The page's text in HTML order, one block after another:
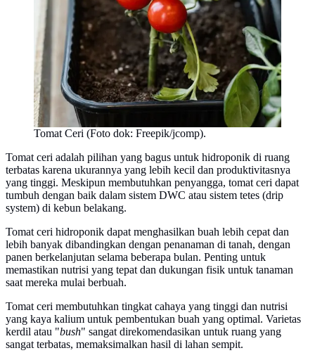
Tomat Ceri (Foto dok: Freepik/jcomp).
Tomat ceri adalah pilihan yang bagus untuk hidroponik di ruang
terbatas karena ukurannya yang lebih kecil dan produktivitasnya
yang tinggi. Meskipun membutuhkan penyangga, tomat ceri dapat
tumbuh dengan baik dalam sistem DWC atau sistem tetes (drip
system) di kebun belakang.
Tomat ceri hidroponik dapat menghasilkan buah lebih cepat dan
lebih banyak dibandingkan dengan penanaman di tanah, dengan
panen berkelanjutan selama beberapa bulan. Penting untuk
memastikan nutrisi yang tepat dan dukungan fisik untuk tanaman
saat mereka mulai berbuah.
Tomat ceri membutuhkan tingkat cahaya yang tinggi dan nutrisi
yang kaya kalium untuk pembentukan buah yang optimal. Varietas
kerdil atau "bush" sangat direkomendasikan untuk ruang yang
sangat terbatas, memaksimalkan hasil di lahan sempit.